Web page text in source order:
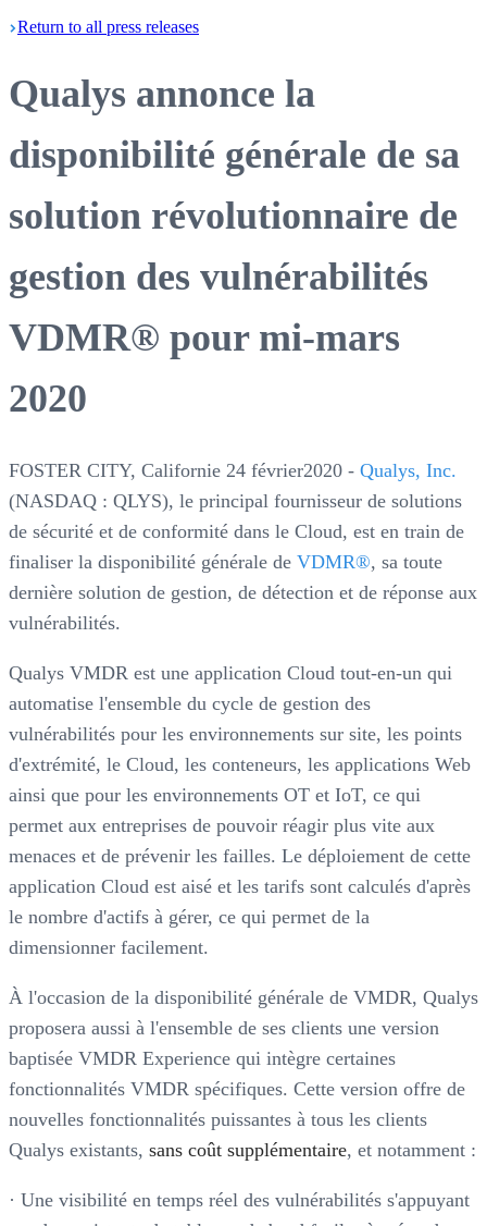
Return to all press releases
Qualys annonce la
disponibilité générale de sa
solution révolutionnaire de
gestion des vulnérabilités
VDMR® pour mi-mars
2020
FOSTER CITY, Californie 24 février2020 - Qualys, Inc.
(NASDAQ : QLYS), le principal fournisseur de solutions
de sécurité et de conformité dans le Cloud, est en train de
finaliser la disponibilité générale de VDMR®, sa toute
dernière solution de gestion, de détection et de réponse aux
vulnérabilités.
Qualys VMDR est une application Cloud tout-en-un qui
automatise l'ensemble du cycle de gestion des
vulnérabilités pour les environnements sur site, les points
d'extrémité, le Cloud, les conteneurs, les applications Web
ainsi que pour les environnements OT et IoT, ce qui
permet aux entreprises de pouvoir réagir plus vite aux
menaces et de prévenir les failles. Le déploiement de cette
application Cloud est aisé et les tarifs sont calculés d'après
le nombre d'actifs à gérer, ce qui permet de la
dimensionner facilement.
À l'occasion de la disponibilité générale de VMDR, Qualys
proposera aussi à l'ensemble de ses clients une version
baptisée VMDR Experience qui intègre certaines
fonctionnalités VMDR spécifiques. Cette version offre de
nouvelles fonctionnalités puissantes à tous les clients
Qualys existants, sans coût supplémentaire, et notamment :
· Une visibilité en temps réel des vulnérabilités s'appuyant